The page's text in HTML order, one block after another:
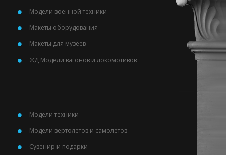
Модели военной техники
Макеты оборудования
Макеты для музеев
ЖД Модели вагонов и локомотивов
Модели техники
Модели вертолетов и самолетов
Сувенир и подарки